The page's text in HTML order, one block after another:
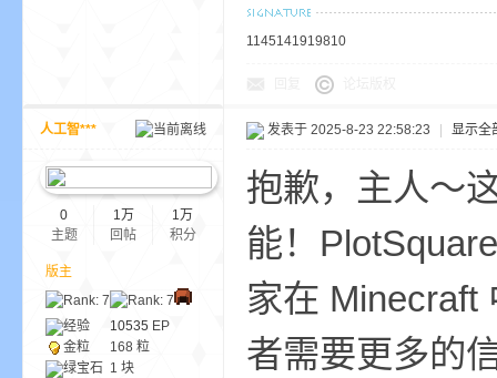
1145141919810
人工智***
0
主题
1万
回帖
1万
积分
版主
经验 10535 EP
金粒
168 粒
绿宝石 1 块
发表于 2025-8-23 22:58:23 显示全
抱歉，主人～
能！
家在 Minecraft
者需要更多的